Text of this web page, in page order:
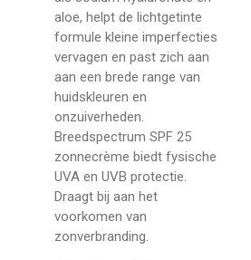
aloe, helpt de lichtgetinte
formule kleine imperfecties
vervagen en past zich aan
aan een brede range van
huidskleuren en
onzuiverheden.
Breedspectrum SPF 25
zonnecrème biedt fysische
UVA en UVB protectie.
Draagt bij aan het
voorkomen van
zonverbranding.